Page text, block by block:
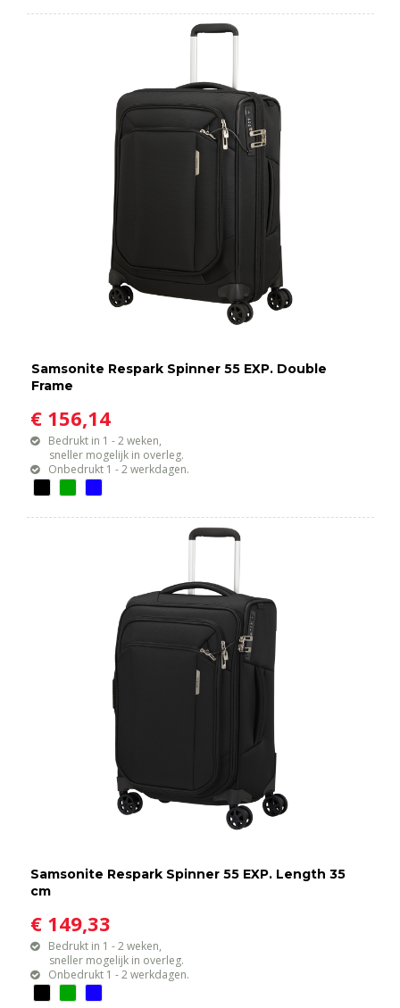
Samsonite Respark Spinner 55 EXP. Double
Frame
€ 156,14
Bedrukt in 1 - 2 weken,
sneller mogelijk in overleg.
Onbedrukt 1 - 2 werkdagen.
Samsonite Respark Spinner 55 EXP. Length 35
cm
€ 149,33
Bedrukt in 1 - 2 weken,
sneller mogelijk in overleg.
Onbedrukt 1 - 2 werkdagen.